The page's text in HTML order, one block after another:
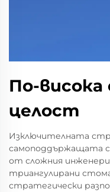
По-
целост
Изключителната
самоподдържащата
от сложния
триангулирани
стратегически